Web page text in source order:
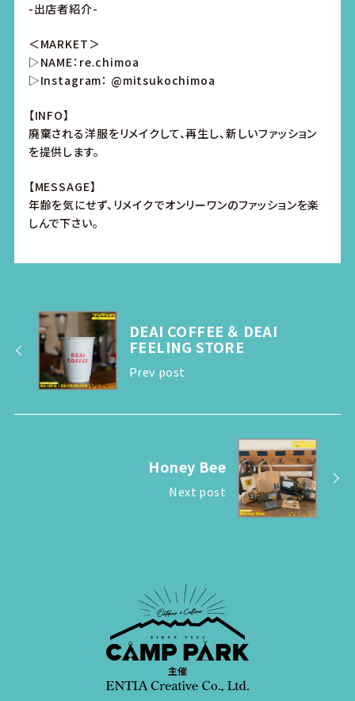
-出店者紹介-
＜MARKET＞
▷NAME：re.chimoa
▷Instagram： @mitsukochimoa
【INFO】
廃棄される洋服をリメイクして、再生し、新しいファッション
を提供します。
【MESSAGE】
年齢を気にせず、リメイクでオンリーワンのファッションを楽
しんで下さい。
DEAI COFFEE ＆ DEAI
FEELING STORE
Prev post
Honey Bee
Next post
主催